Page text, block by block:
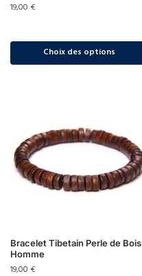
19,00 €
Choix des options
Bracelet Tibetain Perle de Bois
Homme
19,00 €